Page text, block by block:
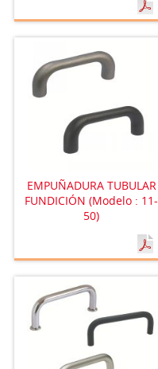
EMPUÑADURA TUBULAR
FUNDICIÓN (Modelo : 11-
50)